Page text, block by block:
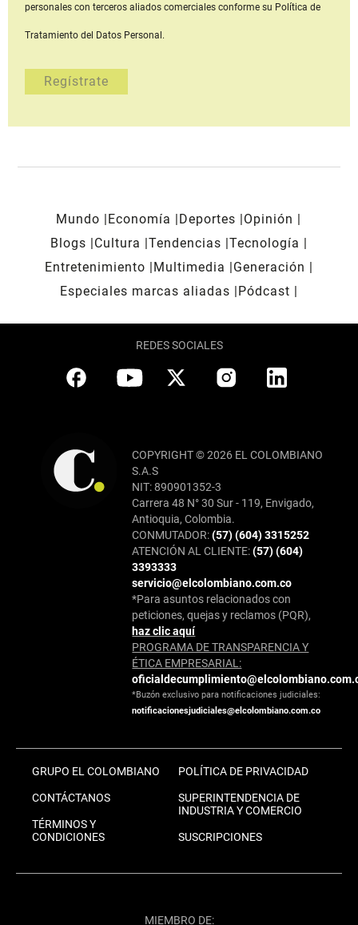
personales con terceros aliados comerciales conforme su Política de
Tratamiento del Datos Personal.
Mundo Economía Deportes
Opinión
Blogs
Cultura Tendencias Tecnología
Entretenimiento
Multimedia
Generación
Especiales marcas aliadas
Pódcast
REDES SOCIALES
COPYRIGHT © 2026 EL COLOMBIANO
S.A.S
NIT: 890901352-3
Carrera 48 N° 30 Sur - 119, Envigado,
Antioquia, Colombia.
CONMUTADOR:(57) (604) 3315252
ATENCIÓN AL CLIENTE:(57) (604)
3393333
servicio@elcolombiano.com.co
*Para asuntos relacionados con
peticiones, quejas y reclamos (PQR),
haz clic aquí
PROGRAMA DE TRANSPARENCIA Y
ÉTICA EMPRESARIAL:
*Buzón exclusivo para notificaciones judiciales:
notificacionesjudiciales@elcolombiano.com.co
GRUPO EL COLOMBIANO
CONTÁCTANOS
TÉRMINOS Y
CONDICIONES
POLÍTICA DE PRIVACIDAD
SUPERINTENDENCIA DE
INDUSTRIA Y COMERCIO
SUSCRIPCIONES
MIEMBRO DE: